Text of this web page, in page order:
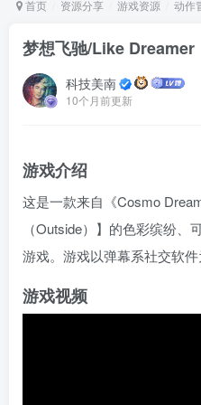
Linux软件
首页 资源分享 游戏资源 动作
梦想飞驰/Like Dreamer
科技美南
10个月前更新
游戏介绍
这是一款来自《Cosmo
（Outside）】的色彩缤纷
游戏。游戏以弹幕系社交软件
游戏视频